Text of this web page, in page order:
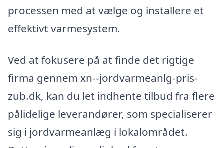
processen med at vælge og installere et
effektivt varmesystem.
Ved at fokusere på at finde det rigtige
firma gennem xn--jordvarmeanlg-pris-
zub.dk, kan du let indhente tilbud fra flere
pålidelige leverandører, som specialiserer
sig i jordvarmeanlæg i lokalområdet.